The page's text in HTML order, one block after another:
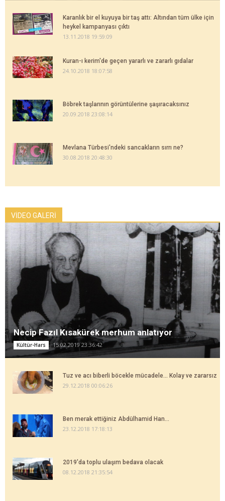
Karanlık bir el kuyuya bir taş attı: Altından tüm ülke için
heykel kampanyası çıktı
13.11.2018 19:59:09
Kuran-ı kerim'de geçen yararlı ve zararlı gıdalar
24.10.2018 18:07:58
Böbrek taşlarının görüntülerine şaşıracaksınız
20.09.2018 23:08:14
Mevlana Türbesi'ndeki sancakların sırrı ne?
30.08.2018 20:48:30
VİDEO GALERİ
Necip Fazıl Kısakürek merhum anlatıyor
Kültür-Hars 15.02.2019 23:36:42
Tuz ve acı biberli böcekle mücadele... Kolay ve zararsız
29.12.2018 00:06:26
Ben merak ettiğiniz Abdülhamid Han...
23.12.2018 17:18:13
2019'da toplu ulaşım bedava olacak
08.12.2018 21:35:54